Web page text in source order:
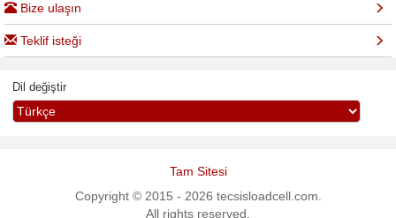
Bize ulaşın
Teklif isteği
Dil değiştir
Tam Sitesi
Copyright © 2015 - 2026 tecsisloadcell.com.
All rights reserved.